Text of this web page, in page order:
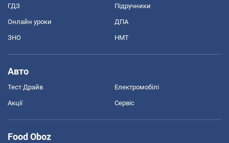
ГДЗ Підручники
Онлайн уроки ДПА
ЗНО НМТ
Авто
Тест Драйв Електромобілі
Акції Сервіс
Food Oboz